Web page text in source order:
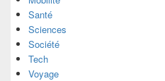
Santé
Sciences
Société
Tech
Voyage